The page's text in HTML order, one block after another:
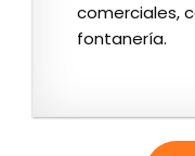
comerciales,
fontanería.